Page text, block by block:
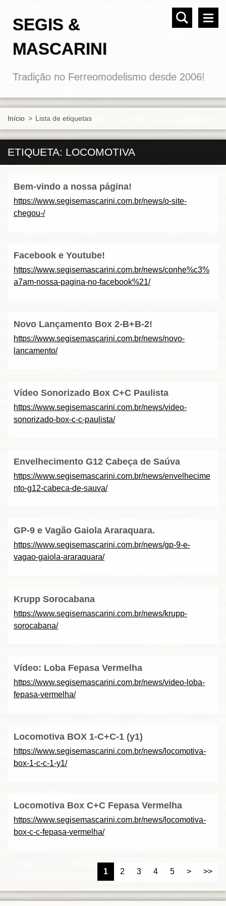
SEGIS &
MASCARINI
Tradição no Ferreomodelismo desde 2006!
Início > Lista de etiquetas
ETIQUETA: LOCOMOTIVA
Bem-vindo a nossa página!
https://www.segisemascarini.com.br/news/o-site-
chegou-/
Facebook e Youtube!
https://www.segisemascarini.com.br/news/conhe%c3%
a7am-nossa-pagina-no-facebook%21/
Novo Lançamento Box 2-B+B-2!
https://www.segisemascarini.com.br/news/novo-
lancamento/
Vídeo Sonorizado Box C+C Paulista
https://www.segisemascarini.com.br/news/video-
sonorizado-box-c-c-paulista/
Envelhecimento G12 Cabeça de Saúva
https://www.segisemascarini.com.br/news/envelhecime
nto-g12-cabeca-de-sauva/
GP-9 e Vagão Gaiola Araraquara.
https://www.segisemascarini.com.br/news/gp-9-e-
vagao-gaiola-araraquara/
Krupp Sorocabana
https://www.segisemascarini.com.br/news/krupp-
sorocabana/
Vídeo: Loba Fepasa Vermelha
https://www.segisemascarini.com.br/news/video-loba-
fepasa-vermelha/
Locomotiva BOX 1-C+C-1 (y1)
https://www.segisemascarini.com.br/news/locomotiva-
box-1-c-c-1-y1/
Locomotiva Box C+C Fepasa Vermelha
https://www.segisemascarini.com.br/news/locomotiva-
box-c-c-fepasa-vermelha/
1 2 3 4 5 > >>